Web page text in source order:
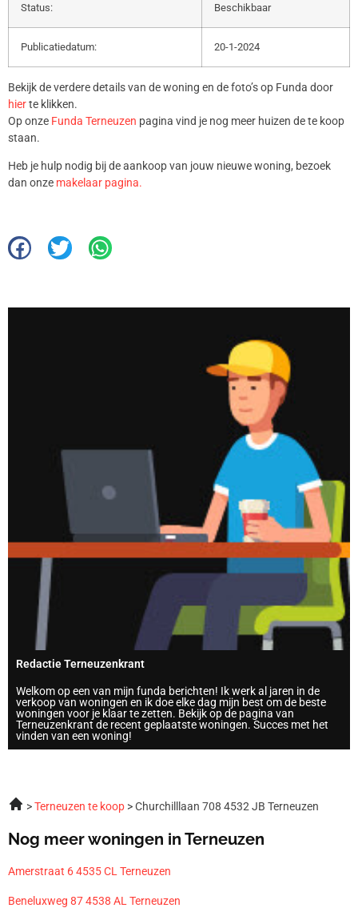
Status: Beschikbaar
Publicatiedatum: 20-1-2024
Bekijk de verdere details van de woning en de foto’s op Funda door
hierte klikken.
Op onze Funda Terneuzen pagina vind je nog meer huizen de te koop
staan.
Heb je hulp nodig bij de aankoop van jouw nieuwe woning, bezoek
dan onze makelaar pagina.
Redactie Terneuzenkrant
Welkom op een van mijn funda berichten! Ik werk al jaren in de
verkoop van woningen en ik doe elke dag mijn best om de beste
woningen voor je klaar te zetten. Bekijk op de pagina van
Terneuzenkrant de recent geplaatste woningen. Succes met het
vinden van een woning!
Terneuzen te koop Churchilllaan 708 4532 JB Terneuzen
Nog meer woningen in Terneuzen
Amerstraat 6 4535 CL Terneuzen
Beneluxweg 87 4538 AL Terneuzen